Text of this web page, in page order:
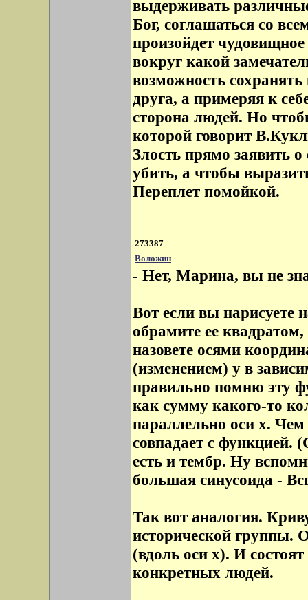
выдерживать
Бог, соглашаться со
произойдет
вокруг какой
возможность сохранять
друга, а примеряя к
сторона людей. Но
которой говорит
Злость прямо заявить
убить, а чтобы
Переплет помойкой.
273387
Воложин
- Нет, Марина, вы не
Вот если вы нарисуете
обрамите ее
назовете осями
(изменением) y в
правильно помню эту
как сумму какого-то
параллельно оси x.
совпадает с функцией.
есть и тембр. Ну
большая синусоида -
Так вот аналогия.
исторической группы.
(вдоль оси x). И
конкретных людей.